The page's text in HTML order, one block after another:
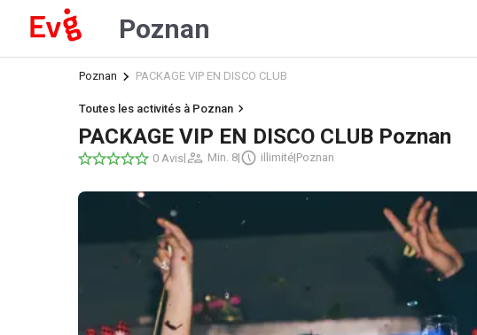
Poznan
Poznan PACKAGE VIP EN DISCO CLUB
Toutes les activités à Poznan
PACKAGE VIP EN DISCO CLUB Poznan
0 Avis| Min. 8| illimité|Poznan